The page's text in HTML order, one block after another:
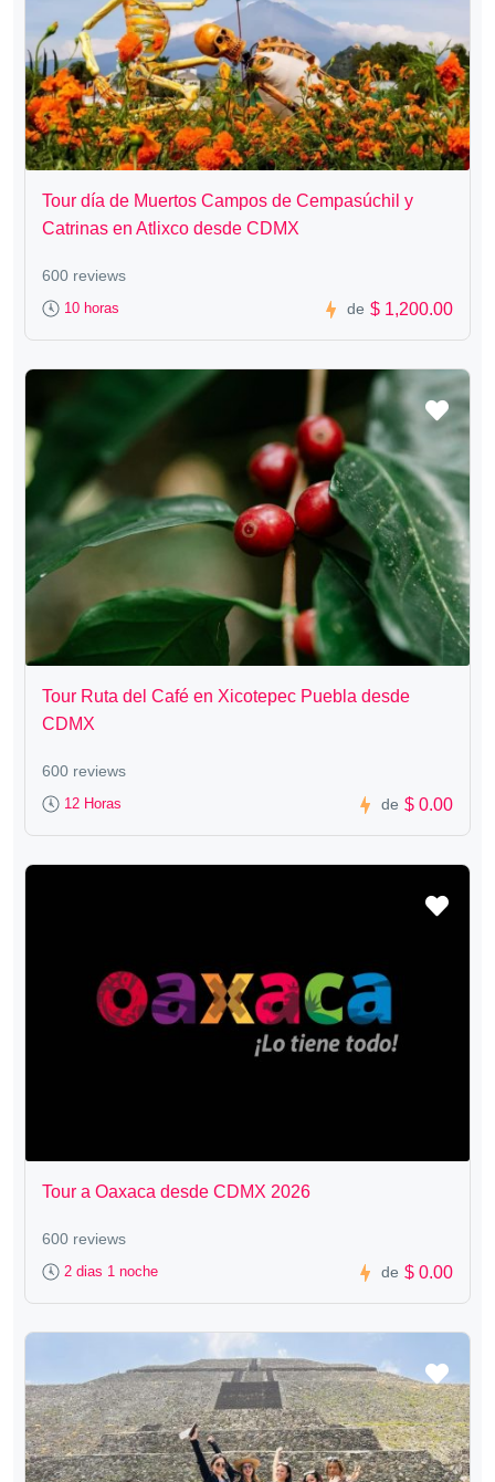
Tour día de Muertos Campos de Cempasúchil y
Catrinas en Atlixco desde CDMX
600 reviews
10 horas de $ 1,200.00
Tour Ruta del Café en Xicotepec Puebla desde
CDMX
600 reviews
12 Horas de $ 0.00
Tour a Oaxaca desde CDMX 2026
600 reviews
2 dias 1 noche de $ 0.00